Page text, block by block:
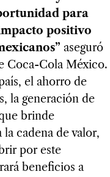
para
positivo
aseguró
Coca-Cola México.
el ahorro de
la generación de
brinde
cadena de valor,
por este
beneficios a